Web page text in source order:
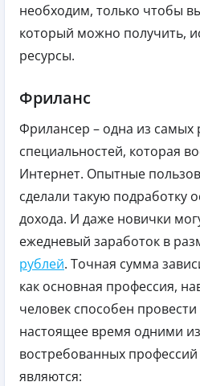
необходим, только чтобы
который можно получить,
ресурсы.
Фриланс
Фрилансер – одна из самых
специальностей, которая
Интернет. Опытные
сделали такую подработку
дохода. И даже новички
ежедневый заработок в
рублей. Точная сумма
как основная профессия,
человек способен
настоящее время одними
востребованных
являются: